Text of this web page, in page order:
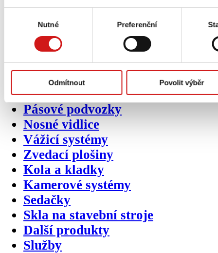
Nutné Preferenční
Odmítnout Povolit výběr
Sekundárníkategorieproduktů
Pneumatiky
Ráfky / disky
Pásy
BOZP prvky
Přídavná zařízení
Pásové podvozky
Nosné vidlice
Vážicí systémy
Zvedací plošiny
Kola a kladky
Kamerové systémy
Sedačky
Skla na stavební stroje
Další produkty
Služby